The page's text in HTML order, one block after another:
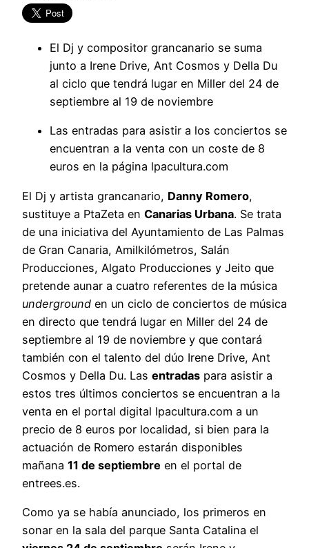
El Dj y compositor grancanario se suma
junto a Irene Drive, Ant Cosmos y Della Du
al ciclo que tendrá lugar en Miller del 24 de
septiembre al 19 de noviembre
Las entradas para asistir a los conciertos se
encuentran a la venta con un coste de 8
euros en la página lpacultura.com
El Dj y artista grancanario, Danny Romero,
sustituye a PtaZeta en Canarias Urbana. Se trata
de una iniciativa del Ayuntamiento de Las Palmas
de Gran Canaria, Amilkilómetros, Salán
Producciones, Algato Producciones y Jeito que
pretende aunar a cuatro referentes de la música
underground en un ciclo de conciertos de música
en directo que tendrá lugar en Miller del 24 de
septiembre al 19 de noviembre y que contará
también con el talento del dúo Irene Drive, Ant
Cosmos y Della Du. Las entradas para asistir a
estos tres últimos conciertos se encuentran a la
venta en el portal digital lpacultura.com a un
precio de 8 euros por localidad, si bien para la
actuación de Romero estarán disponibles
mañana 11 de septiembre en el portal de
entrees.es.
Como ya se había anunciado, los primeros en
sonar en la sala del parque Santa Catalina el